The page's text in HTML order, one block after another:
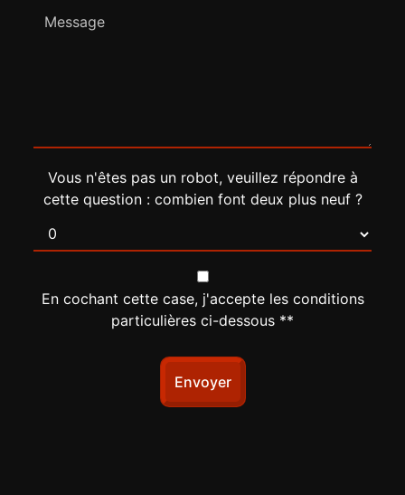
Vous n'êtes pas un robot, veuillez répondre à
cette question : combien font deux plus neuf ?
En cochant cette case, j'accepte les conditions
particulières ci-dessous **
Envoyer